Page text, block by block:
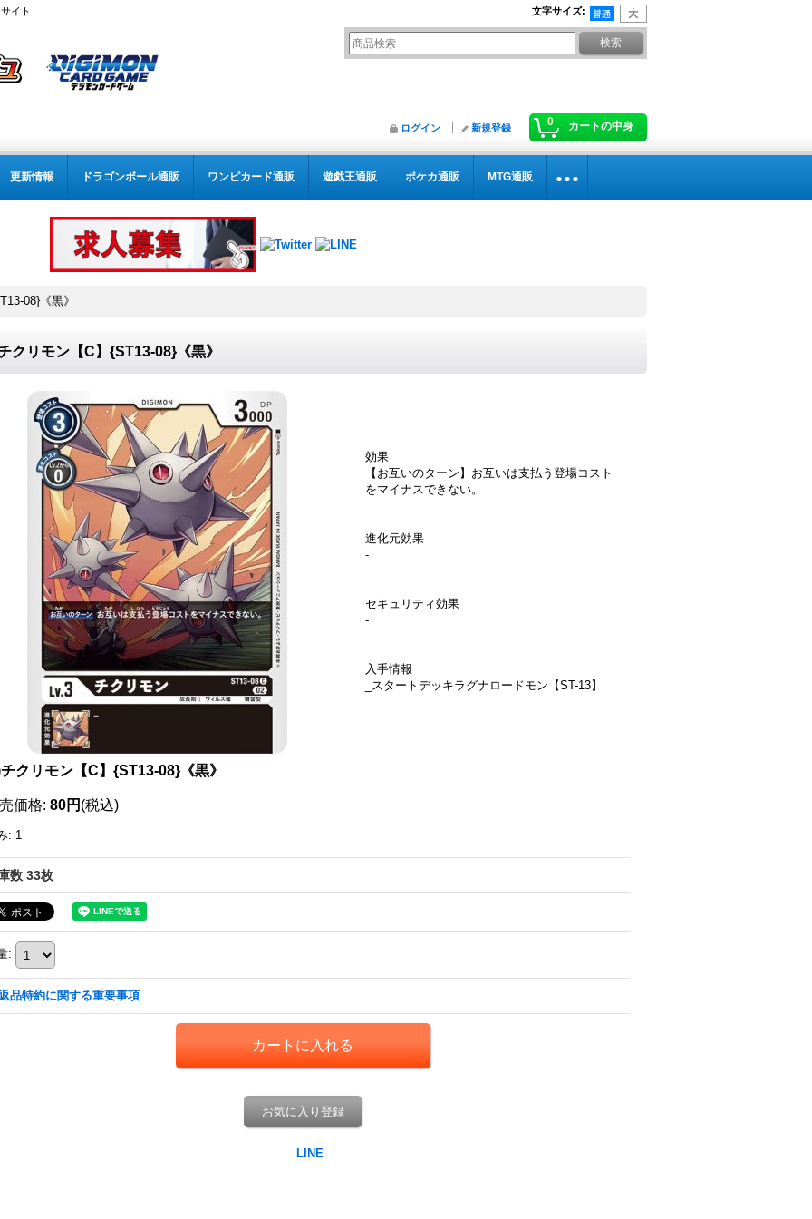
イト 文字サイズ:
0 カートの中身
ログイン 新規登録
更新情報 ドラゴンボール通販 ワンピカード通販 遊戯王通販 ポケカ通販 MTG通販
08}《黒》
クリモン【C】{ST13-08}《黒》
効果
【お互いのターン】お互いは支払う登場コスト
をマイナスできない。
進化元効果
-
セキュリティ効果
-
入手情報
_スタートデッキラグナロードモン【ST-13】
クリモン【C】{ST13-08}《黒》
価格: 80円 (税込)
: 1
数 33枚
:
品特約に関する重要事項
お気に入り登録